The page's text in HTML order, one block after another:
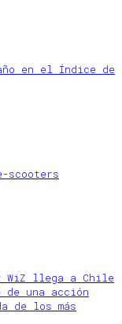
en el Índice de
scooters
WiZ llega a Chile
de una acción
de los más